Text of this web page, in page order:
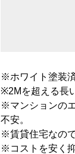
※ホワイト塗装
※2Mを超える長
※マンションの
不安。
※賃貸住宅なの
※コストを安く抑